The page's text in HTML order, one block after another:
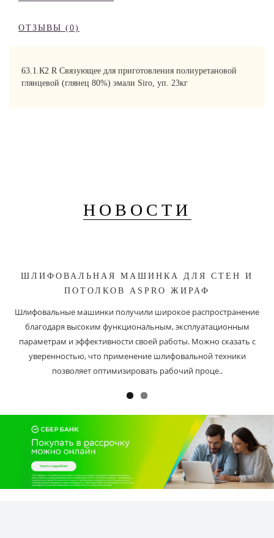
ОТЗЫВЫ (0)
63.1.К2 R Связующее для приготовления полиуретановой
глянцевой (глянец 80%) эмали Siro, уп. 23кг
НОВОСТИ
ШЛИФОВАЛЬНАЯ МАШИНКА ДЛЯ СТЕН И
ПОТОЛКОВ ASPRO ЖИРАФ
Шлифовальные машинки получили широкое распространение
благодаря высоким функциональным, эксплуатационным
параметрам и эффективности своей работы. Можно сказать с
уверенностью, что применение шлифовальной техники
позволяет оптимизировать рабочий проце..